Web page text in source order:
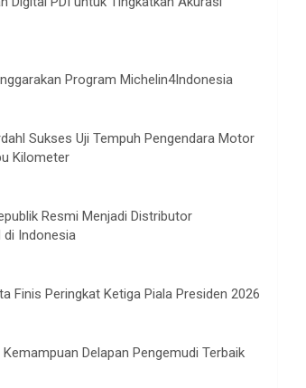
Program Michelin4Indonesia
Sukses Uji Tempuh Pengendara Motor
Kilometer
Resmi Menjadi Distributor
di Indonesia
Finis Peringkat Ketiga Piala Presiden 2026
Kemampuan Delapan Pengemudi Terbaik